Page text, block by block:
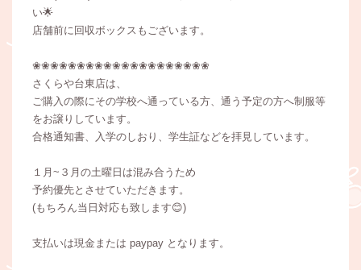
い🌟
店舗前に回収ボックスもございます。
❀❀❀❀❀❀❀❀❀❀❀❀❀❀❀❀❀❀❀❀
さくらや台東店は、
ご購入の際にその学校へ通っている方、通う予定の方へ制服等
をお譲りしています。
合格通知書、入学のしおり、学生証などを拝見しています。
１月~３月の土曜日は混み合うため
予約優先とさせていただきます。
(もちろん当日対応も致します😊)
支払いは現金または paypay となります。